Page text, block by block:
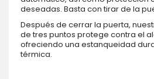
deseadas. Basta con tirar de la
Después de cerrar la puerta,
de tres puntos protege contra el
ofreciendo una estanqueidad
térmica.